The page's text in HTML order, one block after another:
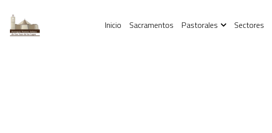
Inicio Sacramentos Pastorales Sectores